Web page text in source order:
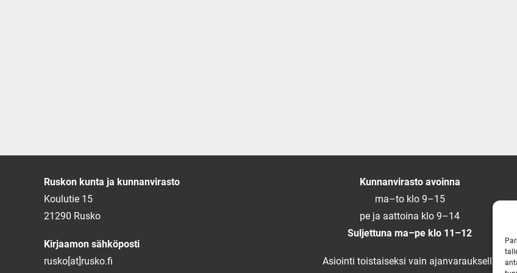
Ruskon kunta ja kunnanvirasto
Koulutie 15
21290 Rusko
Kirjaamon sähköposti
rusko[at]rusko.fi
Kunnanvirasto avoinna
ma–to klo 9–15
pe ja aattoina klo 9–14
Suljettuna ma–pe klo 11–12
Asiointi toistaiseksi vain ajanvarauksella